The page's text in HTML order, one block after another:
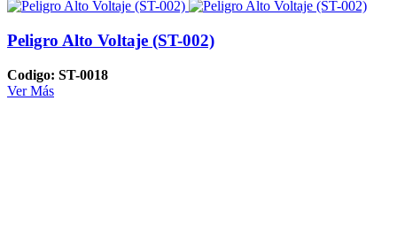
Peligro Alto Voltaje (ST-002)
Codigo: ST-0018
Ver Más